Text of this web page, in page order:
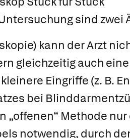
sind zwei
kann der Arzt
gleichzeitig auch
Eingriffe (z. B.
bei
„offenen“ Methode
notwendig, durch